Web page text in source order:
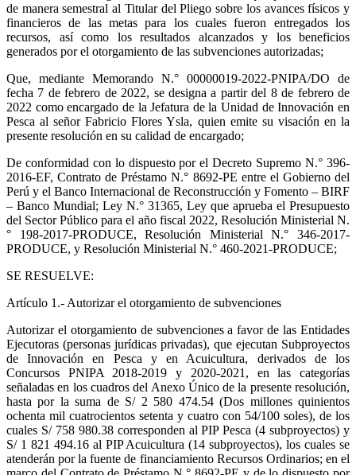
de manera semestral al Titular del Pliego sobre los avances físicos y
financieros de las metas para los cuales fueron entregados los
recursos, así como los resultados alcanzados y los beneficios
generados por el otorgamiento de las subvenciones autorizadas;
Que, mediante Memorando N.° 00000019-2022-PNIPA/DO de
fecha 7 de febrero de 2022, se designa a partir del 8 de febrero de
2022 como encargado de la Jefatura de la Unidad de Innovación en
Pesca al señor Fabricio Flores Ysla, quien emite su visación en la
presente resolución en su calidad de encargado;
De conformidad con lo dispuesto por el Decreto Supremo N.° 396-
2016-EF, Contrato de Préstamo N.° 8692-PE entre el Gobierno del
Perú y el Banco Internacional de Reconstrucción y Fomento – BIRF
– Banco Mundial; Ley N.° 31365, Ley que aprueba el Presupuesto
del Sector Público para el año fiscal 2022, Resolución Ministerial N.
° 198-2017-PRODUCE, Resolución Ministerial N.° 346-2017-
PRODUCE, y Resolución Ministerial N.° 460-2021-PRODUCE;
SE RESUELVE:
Artículo 1.- Autorizar el otorgamiento de subvenciones
Autorizar el otorgamiento de subvenciones a favor de las Entidades
Ejecutoras (personas jurídicas privadas), que ejecutan Subproyectos
de Innovación en Pesca y en Acuicultura, derivados de los
Concursos PNIPA 2018-2019 y 2020-2021, en las categorías
señaladas en los cuadros del Anexo Único de la presente resolución,
hasta por la suma de S/ 2 580 474.54 (Dos millones quinientos
ochenta mil cuatrocientos setenta y cuatro con 54/100 soles), de los
cuales S/ 758 980.38 corresponden al PIP Pesca (4 subproyectos) y
S/ 1 821 494.16 al PIP Acuicultura (14 subproyectos), los cuales se
atenderán por la fuente de financiamiento Recursos Ordinarios; en el